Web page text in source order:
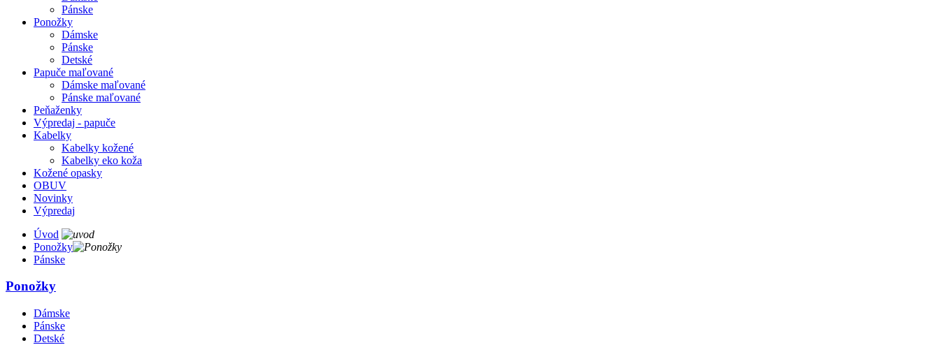
Pánske
Ponožky
Dámske
Pánske
Detské
Papuče maľované
Dámske maľované
Pánske maľované
Peňaženky
Výpredaj - papuče
Kabelky
Kabelky kožené
Kabelky eko koža
Kožené opasky
OBUV
Novinky
Výpredaj
Úvod
Ponožky
Pánske
Ponožky
Dámske
Pánske
Detské